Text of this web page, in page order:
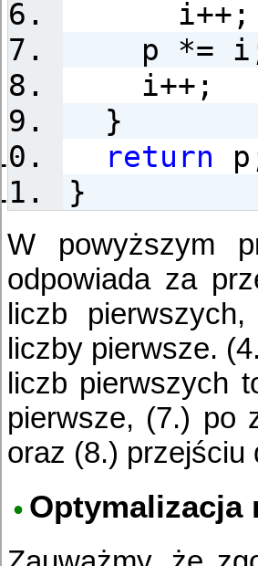
i++;
p *=
i++;
}
return
}
W powyższym
odpowiada za
liczb
liczby pierwsze.
liczb pierwszych
pierwsze, (7.) po
oraz (8.) przejściu
Optymalizacja